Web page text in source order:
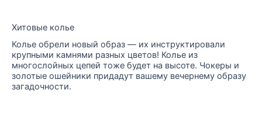
Хитовые колье
Колье обрели новый образ — их инструктировали
крупными камнями разных цветов! Колье из
многослойных цепей тоже будет на высоте. Чокеры и
золотые ошейники придадут вашему вечернему образу
загадочности.